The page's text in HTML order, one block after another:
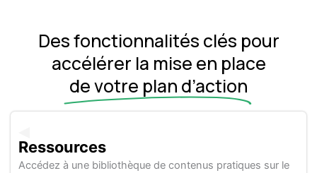
Des fonctionnalités clés pour
accélérer la mise en place
de votre plan d’action
Ressources
Accédez à une bibliothèque de contenus pratiques sur le